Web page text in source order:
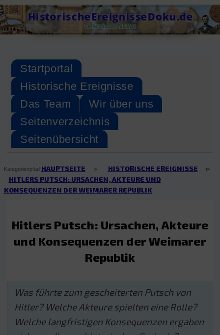
Skip
to
content
HistorischeEreignisseDoku.de
Geschichte NEWS
Startportal
Historische Ereignisse
Das Team
Wir über uns
Seitenverzeichnis
Seitenübersicht
Kategorienpfad HAUPTSEITE ⊳ HISTORISCHE EREIGNISSE ⊳
HITLERS PUTSCH: URSACHEN, AKTEURE UND
KONSEQUENZEN DER WEIMARER REPUBLIK
Hitlers Putsch: Ursachen, Akteure
und Konsequenzen der Weimarer
Republik
Was führte zum gescheiterten Putsch von
Hitler? Welche Akteure spielten eine Rolle?
Welche langfristigen Konsequenzen ergaben